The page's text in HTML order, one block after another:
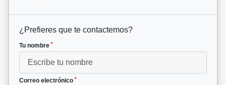
¿Prefieres que te contactemos?
Tu nombre *
Correo electrónico *